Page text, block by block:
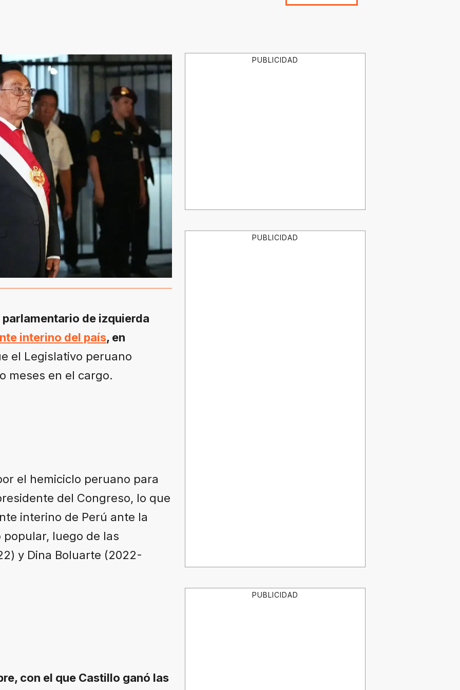
de izquierda
interino del país, en
el Legislativo peruano
meses en el cargo.
el hemiciclo peruano para
del Congreso, lo que
interino de Perú ante la
luego de las
y Dina Boluarte (2022-
con el que Castillo ganó las
PUBLICIDAD
PUBLICIDAD
PUBLICIDAD